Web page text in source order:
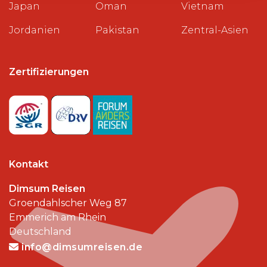
Japan
Jordanien
Oman
Pakistan
Vietnam
Zentral-Asien
Zertifizierungen
Kontakt
Dimsum Reisen
Groendahlscher Weg 87
Emmerich am Rhein
Deutschland
info@dimsumreisen.de